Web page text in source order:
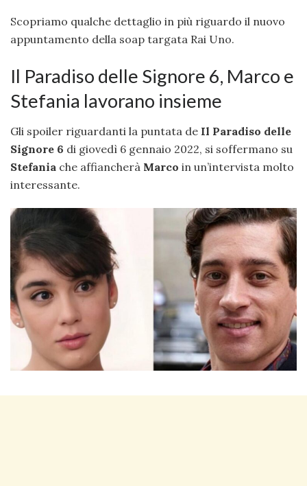
Scopriamo qualche dettaglio in più riguardo il nuovo
appuntamento della soap targata Rai Uno.
Il Paradiso delle Signore 6, Marco e
Stefania lavorano insieme
Gli spoiler riguardanti la puntata de Il Paradiso delle
Signore 6 di giovedì 6 gennaio 2022, si soffermano su
Stefania che affiancherà Marco in un’intervista molto
interessante.